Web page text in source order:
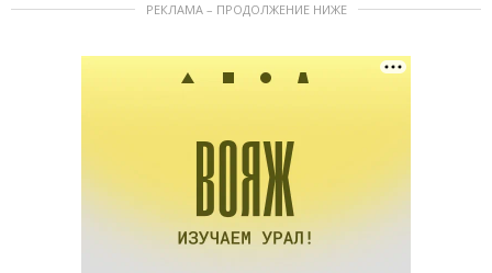
РЕКЛАМА – ПРОДОЛЖЕНИЕ НИЖЕ